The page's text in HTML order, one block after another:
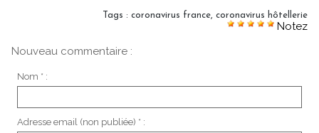
Tags : coronavirus france, coronavirus hôtellerie
Notez
Nouveau commentaire :
Nom * :
Adresse email (non publiée) * :